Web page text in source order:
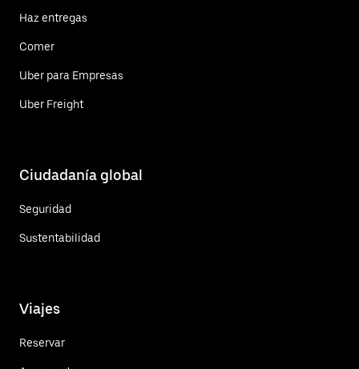
Haz entregas
Comer
Uber para Empresas
Uber Freight
Ciudadanía global
Seguridad
Sustentabilidad
Viajes
Reservar